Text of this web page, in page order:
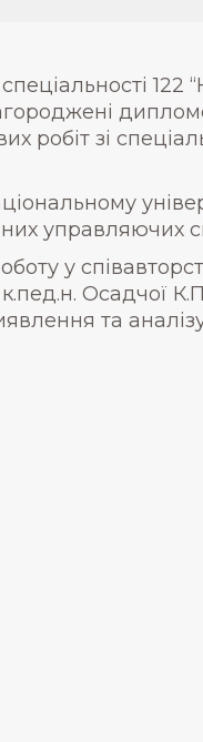
122
дипломом
робіт зі
управляючих
у
Осадчої
та